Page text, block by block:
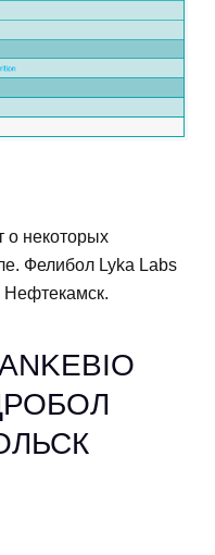
о некоторых
Фелибол Lyka Labs
Нефтекамск.